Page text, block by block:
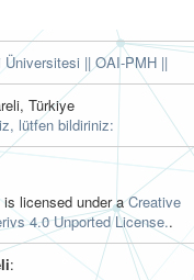
Üniversitesi || OAI-PMH ||
Türkiye
lütfen bildiriniz:
is licensed under aCreative
4.0 Unported License..
: